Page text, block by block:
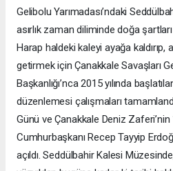
Gelibolu Yarımadası’ndaki
asırlık zaman diliminde doğa
Harap haldeki kaleyi ayağa kaldırıp,
getirmek için Çanakkale Savaşları
Başkanlığı’nca 2015 yılında
düzenlemesi çalışmaları
Günü ve Çanakkale Deniz Zaferi’nin
Cumhurbaşkanı Recep Tayyip
açıldı. Seddülbahir Kalesi